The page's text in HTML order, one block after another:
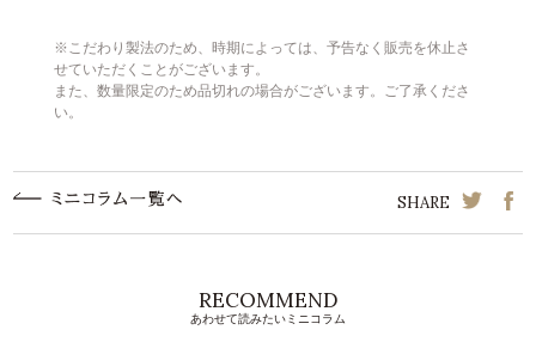
※こだわり製法のため、時期によっては、予告なく販売を休止さ
せていただくことがございます。
また、数量限定のため品切れの場合がございます。ご了承くださ
い。
SHARE
RECOMMEND
あわせて読みたいミニコラム